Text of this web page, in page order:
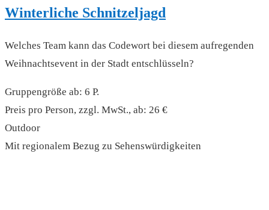
Winterliche Schnitzeljagd
Welches Team kann das Codewort bei diesem aufregenden
Weihnachtsevent in der Stadt entschlüsseln?
Gruppengröße ab: 6 P.
Preis pro Person, zzgl. MwSt., ab: 26 €
Outdoor
Mit regionalem Bezug zu Sehenswürdigkeiten